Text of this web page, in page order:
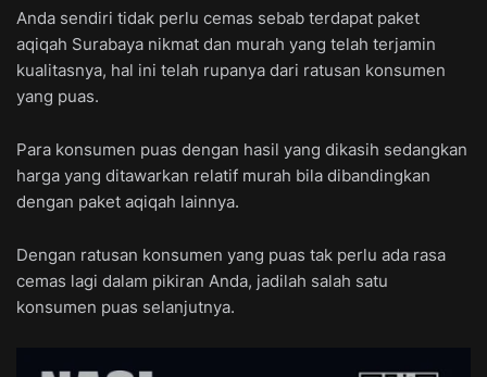
Anda sendiri tidak perlu cemas sebab terdapat paket
aqiqah Surabaya nikmat dan murah yang telah terjamin
kualitasnya, hal ini telah rupanya dari ratusan konsumen
yang puas.
Para konsumen puas dengan hasil yang dikasih sedangkan
harga yang ditawarkan relatif murah bila dibandingkan
dengan paket aqiqah lainnya.
Dengan ratusan konsumen yang puas tak perlu ada rasa
cemas lagi dalam pikiran Anda, jadilah salah satu
konsumen puas selanjutnya.